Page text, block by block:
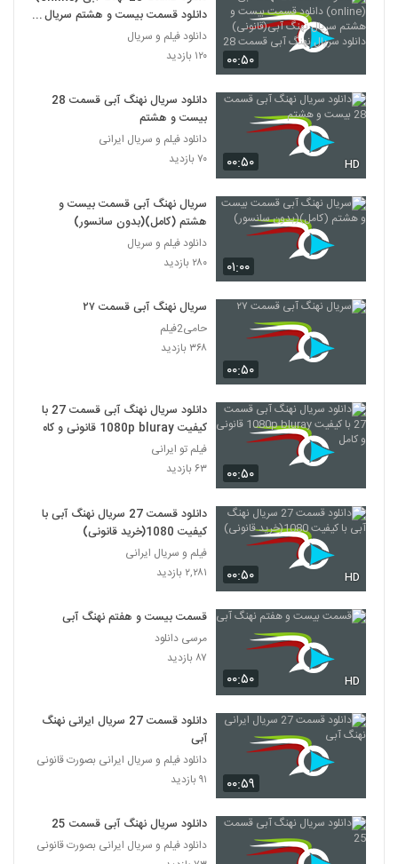
۰۰:۵۰
دانلود قسمت بیست و هشتم سریال
نهنگ آبی(قانونی) دانلود سریال نهنگ
آبی قسمت 28
دانلود فیلم و سریال
۱۲۰ بازدید
۰۰:۵۰ HD
دانلود سریال نهنگ آبی قسمت 28
بیست و هشتم
دانلود فیلم و سریال ایرانی
۷۰ بازدید
۰۱:۰۰
سریال نهنگ آبی قسمت بیست و
هشتم (کامل)(بدون سانسور)
دانلود فیلم و سریال
۲۸۰ بازدید
۰۰:۵۰
سریال نهنگ آبی قسمت ۲۷
حامی2فیلم
۳۶۸ بازدید
۰۰:۵۰
دانلود سریال نهنگ آبی قسمت 27 با
کیفیت 1080p bluray قانونی و کامل
فیلم تو ایرانی
۶۳ بازدید
۰۰:۵۰ HD
دانلود قسمت 27 سریال نهنگ آبی با
کیفیت 1080(خرید قانونی)
فیلم و سریال ایرانی
۲,۲۸۱ بازدید
۰۰:۵۰ HD
قسمت بیست و هفتم نهنگ آبی
مرسی دانلود
۸۷ بازدید
۰۰:۵۹
دانلود قسمت 27 سریال ایرانی نهنگ
آبی
دانلود فیلم و سریال ایرانی بصورت قانونی
۹۱ بازدید
دانلود سریال نهنگ آبی قسمت 25
دانلود فیلم و سریال ایرانی بصورت قانونی